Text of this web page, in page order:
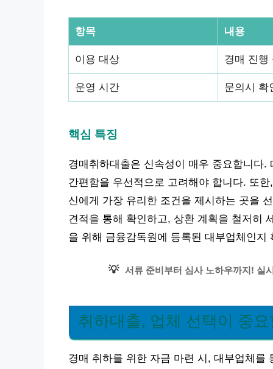
항목 내용
이용 대상 경매 진행
운영 시간 문의시 확
핵심 특징
경매취하대출은 신속성이 매우 중요합니다
간편함을 우선적으로 고려해야 합니다. 또
신에게 가장 유리한 조건을 제시하는 곳을
견적을 통해 확인하고, 상환 계획을 철저히
을 위해 금융감독원에 등록된 대부업체인지
💡 서류 준비부터 심사 노하우까지! 실
취하대출, 업체 선택이 중
경매 취하를 위한 자금 마련 시, 대부업체를